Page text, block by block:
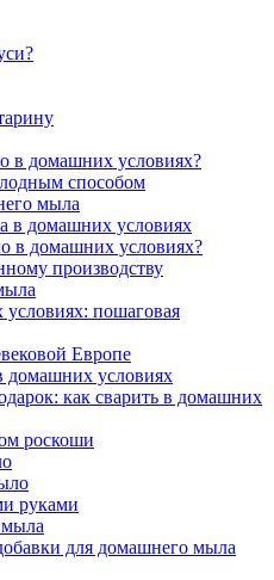
в домашних условиях?
способом
мыла
в домашних условиях
в домашних условиях?
производству
пошаговая
Европе
домашних условиях
как сварить в домашних
роскоши
руками
мыла
для домашнего мыла